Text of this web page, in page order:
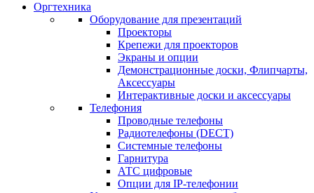
Оргтехника
Оборудование для презентаций
Проекторы
Крепежи для проекторов
Экраны и опции
Демонстрационные доски, Флипчарты,
Аксессуары
Интерактивные доски и аксессуары
Телефония
Проводные телефоны
Радиотелефоны (DECT)
Системные телефоны
Гарнитура
АТС цифровые
Опции для IP-телефонии